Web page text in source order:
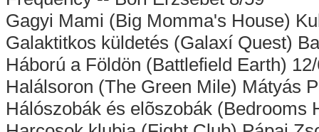
Gagyi Mami (Big Momma's House)
Galaktitkos küldetés (Galaxí Quest)
Háború a Földön (Battlefield Earth)
Halálsoron (The Green Mile) Mátyás
Hálószobák és elõszobák (Bedrooms